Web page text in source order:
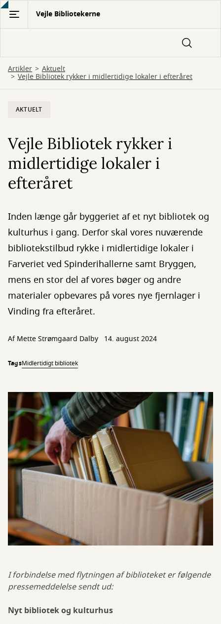
Gå
hovedindhold
Vejle Bibliotekerne
Artikler Aktuelt
Vejle Bibliotek rykker i midlertidige lokaler i efteråret
AKTUELT
Vejle Bibliotek rykker i
midlertidige lokaler i
efteråret
Inden længe går byggeriet af et nyt bibliotek og
kulturhus i gang. Derfor skal vores nuværende
bibliotekstilbud rykke i midlertidige lokaler i
Farveriet ved Spinderihallerne samt Bryggen,
mens en stor del af vores bøger og andre
materialer opbevares på vores nye fjernlager i
Vinding fra efteråret.
Af Mette Strømgaard Dalby 14. august 2024
TagsMidlertidigt bibliotek
I forbindelse med flytningen af biblioteket er følgende
pressemeddelelse sendt ud:
Nyt bibliotek og kulturhus